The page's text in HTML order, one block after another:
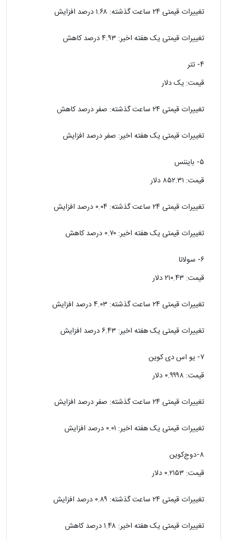
تغییرات قیمتی ۲۴ ساعت گذشته: ۱.۶۸ درصد افزایش
تغییرات قیمتی یک هفته اخیر: ۴.۹۳ درصد کاهش
۴- تتر
قیمت: یک دلار
تغییرات قیمتی ۲۴ ساعت گذشته: صفر درصد کاهش
تغییرات قیمتی یک هفته اخیر: صفر درصد افزایش
۵- بایننس
قیمت: ۸۵۲.۳۱ دلار
تغییرات قیمتی ۲۴ ساعت گذشته: ۰.۰۴ درصد افزایش
تغییرات قیمتی یک هفته اخیر: ۰.۷۰ درصد کاهش
۶- سولانا
قیمت: ۲۱۰.۴۳ دلار
تغییرات قیمتی ۲۴ ساعت گذشته: ۴.۰۳ درصد افزایش
تغییرات قیمتی یک هفته اخیر: ۶.۴۳ درصد افزایش
۷- یو اس دی کوین
قیمت: ۰.۹۹۹۸ دلار
تغییرات قیمتی ۲۴ ساعت گذشته: صفر درصد افزایش
تغییرات قیمتی یک هفته اخیر: ۰.۰۱ درصد افزایش
۸-دوج‌کوین
قیمت: ۰.۲۱۵۳ دلار
تغییرات قیمتی ۲۴ ساعت گذشته: ۰.۸۹ درصد افزایش
تغییرات قیمتی یک هفته اخیر: ۱.۴۸ درصد کاهش